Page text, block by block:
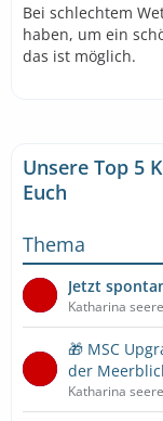
Bei schlechtem
haben, um ein
das ist möglich.
Unsere Top 5
Euch
Thema
Jetzt
Katharina
🎁 MSC
der
Katharina